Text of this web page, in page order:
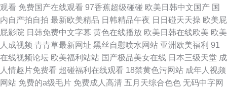
观看 免费国产在线观看 97香蕉超级碰碰 欧美日韩中文国产 国
内自产拍自拍 最新欧美精品 日韩精品午夜 日日碰天天操 欧美屁
屁影院 日韩免费中文字幕 黄色在线播放 欧美日韩在线欧美 欧美
人成视频 青青草最新网址 黑丝自慰喷水网站 亚洲欧美福利 91
在线视频论坛 欧美福利站站 国产极品美女在线 日本三级天堂 成
人情趣片免费看 超碰福利在线观看 18禁黄色污网站 成年人视频
网站 免费的a级毛片 免费成人高清 五月天综合色色 无码中字网